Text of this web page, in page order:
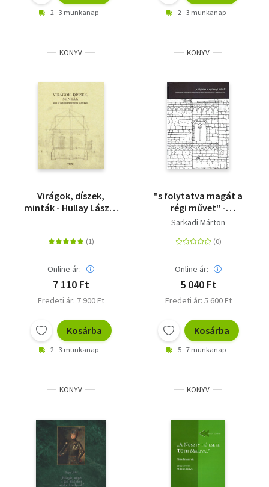
2 - 3 munkanap 2 - 3 munkanap
KÖNYV
Virágok, díszek,
minták - Hullay László
Online ár:
7 110 Ft
Eredeti ár: 7 900 Ft
Kosárba
2 - 3 munkanap
KÖNYV
"s folytatva magát a
régi művet" -
Tanulmányok a
székesegyház és
történetéről
Sarkadi Márton
Online ár:
5 040 Ft
Eredeti ár: 5 600 Ft
Kosárba
5 - 7 munkanap
KÖNYV KÖNYV